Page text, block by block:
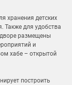
хранения детских
Также для удобства
размещены
и
хабе – открытой
построить